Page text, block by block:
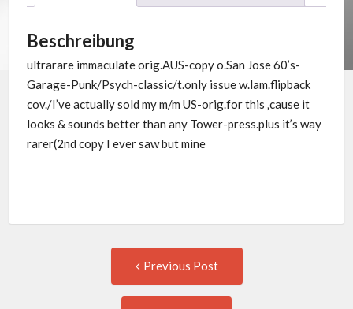
Beschreibung
ultrarare immaculate orig.AUS-copy o.San Jose 60’s-
Garage-Punk/Psych-classic/t.only issue w.lam.flipback
cov./I’ve actually sold my m/m US-orig.for this ‚cause it
looks & sounds better than any Tower-press.plus it’s way
rarer(2nd copy I ever saw but mine
navigation
Previous Post